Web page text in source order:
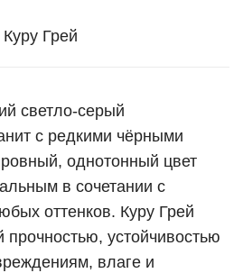
Куру Грей
светло-серый
с редкими чёрными
однотонный цвет
в сочетании с
оттенков. Куру Грей
прочностью, устойчивостью
влаге и